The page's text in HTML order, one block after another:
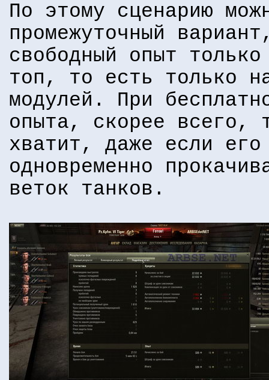
По этому сценарию
промежуточный
свободный опыт
топ, то есть только
модулей. При
опыта, скорее всего,
хватит, даже если его
одновременно
веток танков.